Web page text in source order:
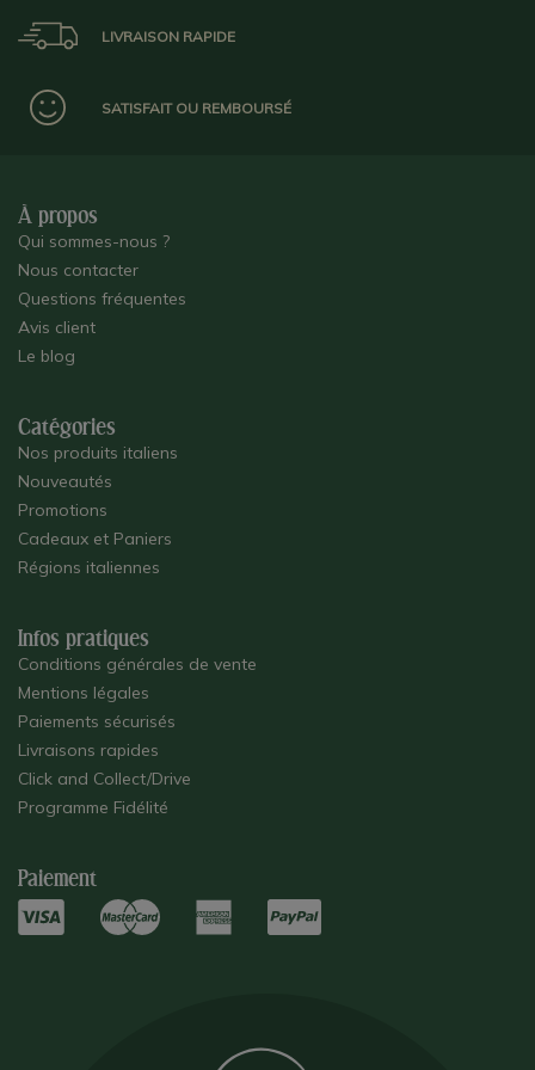
LIVRAISON RAPIDE
SATISFAIT OU REMBOURSÉ
À propos
Qui sommes-nous ?
Nous contacter
Questions fréquentes
Avis client
Le blog
Catégories
Nos produits italiens
Nouveautés
Promotions
Cadeaux et Paniers
Régions italiennes
Infos pratiques
Conditions générales de vente
Mentions légales
Paiements sécurisés
Livraisons rapides
Click and Collect/Drive
Programme Fidélité
Paiement